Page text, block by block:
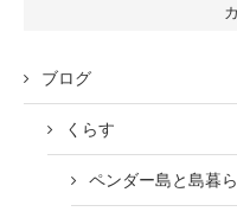
ブログ
くらす
ペンダー島と島暮